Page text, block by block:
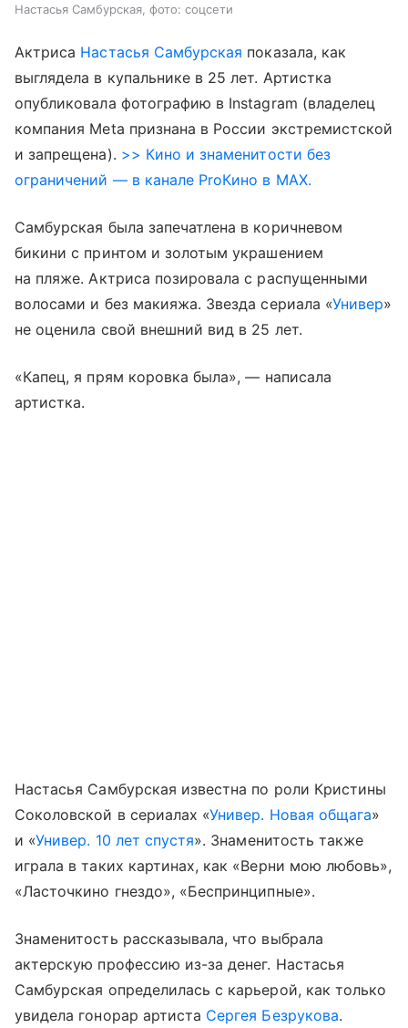
Настасья Самбурская, фото: соцсети
Актриса Настасья Самбурская показала, как
выглядела в купальнике в 25 лет. Артистка
опубликовала фотографию в Instagram (владелец
компания Meta признана в России экстремистской
и запрещена). >> Кино и знаменитости без
ограничений — в канале ProКино в MAX.
Самбурская была запечатлена в коричневом
бикини с принтом и золотым украшением
на пляже. Актриса позировала с распущенными
волосами и без макияжа. Звезда сериала «Универ»
не оценила свой внешний вид в 25 лет.
«Капец, я прям коровка была», — написала
артистка.
Настасья Самбурская известна по роли Кристины
Соколовской в сериалах «Универ. Новая общага»
и «Универ. 10 лет спустя». Знаменитость также
играла в таких картинах, как «Верни мою любовь»,
«Ласточкино гнездо», «Беспринципные».
Знаменитость рассказывала, что выбрала
актерскую профессию из-за денег. Настасья
Самбурская определилась с карьерой, как только
увидела гонорар артиста Сергея Безрукова.